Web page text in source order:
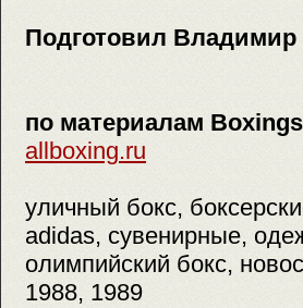
Подготовил
по материалам
allboxing.ru
уличный бокс,
adidas, сувенирные,
олимпийский бокс,
1988, 1989